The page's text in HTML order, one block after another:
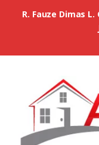
R. Fauze Dimas L.